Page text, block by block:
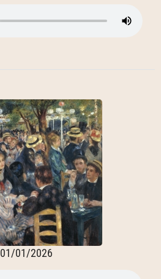
01/01/2026